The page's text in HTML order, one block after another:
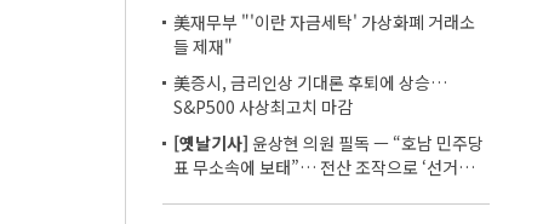
美재무부 "'이란 자금세탁' 가상화폐 거래소
들 제재"
美증시, 금리인상 기대론 후퇴에 상승…
S&P500 사상최고치 마감
[옛날기사] 윤상현 의원 필독 ㅡ “호남 민주당
표 무소속에 보태”… 전산 조작으로 ‘선거비